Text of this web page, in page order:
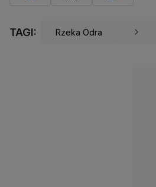
TAGI: Rzeka Odra